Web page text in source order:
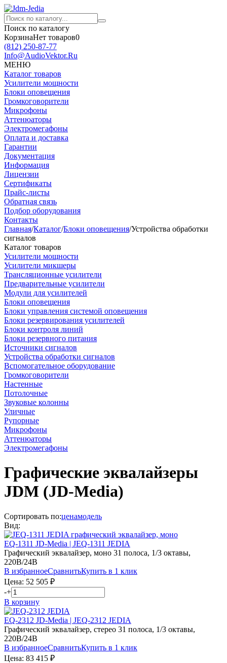
Поиск по каталогу
КорзинаНет товаров0
(812) 250-87-77
Info@AudioVektor.Ru
МЕНЮ
Каталог товаров
Усилители мощности
Блоки оповещения
Громкоговорители
Микрофоны
Аттенюаторы
Электромегафоны
Оплата и доставка
Гарантии
Документация
Информация
Лицензии
Сертификаты
Прайс-листы
Обратная связь
Подбор оборудования
Контакты
Главная/Каталог/Блоки оповещения/Устройства обработки
сигналов
Каталог товаров
Усилители мощности
Усилители микшеры
Трансляционные усилители
Предварительные усилители
Модули для усилителей
Блоки оповещения
Блоки управления системой оповещения
Блоки резервирования усилителей
Блоки контроля линий
Блоки резервного питания
Источники сигналов
Устройства обработки сигналов
Вспомогательное оборудование
Громкоговорители
Настенные
Потолочные
Звуковые колонны
Уличные
Рупорные
Микрофоны
Аттенюаторы
Электромегафоны
Графические эквалайзеры
JDM (JD-Media)
Сортировать по:ценамодель
Вид:
EQ-1311 JD-Media | JEQ-1311 JEDIA
Графический эквалайзер, моно 31 полоса, 1/3 октавы,
220В/24В
В избранноеСравнитьКупить в 1 клик
Цена: 52 505 ₽
-+
В корзину
EQ-2312 JD-Media | JEQ-2312 JEDIA
Графический эквалайзер, стерео 31 полоса, 1/3 октавы,
220В/24В
В избранноеСравнитьКупить в 1 клик
Цена: 83 415 ₽